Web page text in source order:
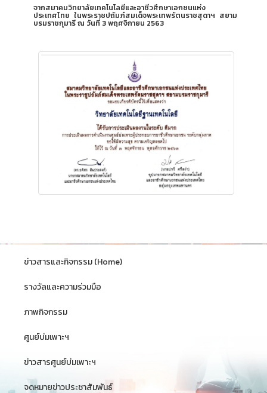
จากสมาคมวิทยาลัยเทคโนโลยีและอาชีวศึกษาเอกชนแห่ง
ประเทศไทย ในพระราชูปถัมภ์สมเด็จพระเทพรัตนราชสุดาฯ สยาม
บรมราชกุมารี ณ วันที่ 3 พฤศจิกายน 2563
ข่าวสารและกิจกรรม (Home)
รางวัลและความร่วมมือ
ภาพกิจกรรม
ศูนย์บ่มเพาะฯ
ข่าวสารศูนย์บ่มเพาะฯ
จดหมายข่าวประชาสัมพันธ์